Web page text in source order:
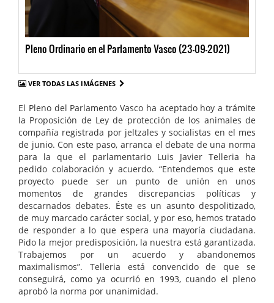
Pleno Ordinario en el Parlamento Vasco (23-09-2021)
VER TODAS LAS IMÁGENES
El Pleno del Parlamento Vasco ha aceptado hoy a trámite
la Proposición de Ley de protección de los animales de
compañía registrada por jeltzales y socialistas en el mes
de junio. Con este paso, arranca el debate de una norma
para la que el parlamentario Luis Javier Telleria ha
pedido colaboración y acuerdo. “Entendemos que este
proyecto puede ser un punto de unión en unos
momentos de grandes discrepancias políticas y
descarnados debates. Éste es un asunto despolitizado,
de muy marcado carácter social, y por eso, hemos tratado
de responder a lo que espera una mayoría ciudadana.
Pido la mejor predisposición, la nuestra está garantizada.
Trabajemos por un acuerdo y abandonemos
maximalismos”. Telleria está convencido de que se
conseguirá, como ya ocurrió en 1993, cuando el pleno
aprobó la norma por unanimidad.